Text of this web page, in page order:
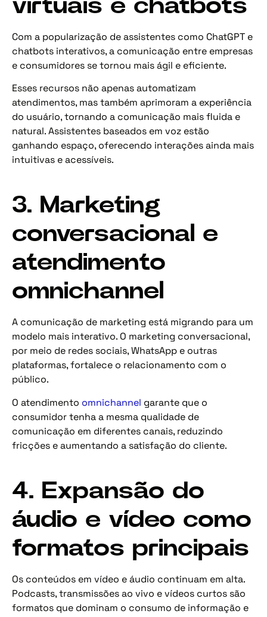
virtuais e chatbots
Com a popularização de assistentes como ChatGPT e
chatbots interativos, a comunicação entre empresas
e consumidores se tornou mais ágil e eficiente.
Esses recursos não apenas automatizam
atendimentos, mas também aprimoram a experiência
do usuário, tornando a comunicação mais fluida e
natural. Assistentes baseados em voz estão
ganhando espaço, oferecendo interações ainda mais
intuitivas e acessíveis.
3. Marketing
conversacional e
atendimento
omnichannel
A comunicação de marketing está migrando para um
modelo mais interativo. O marketing conversacional,
por meio de redes sociais, WhatsApp e outras
plataformas, fortalece o relacionamento com o
público.
O atendimento omnichannel garante que o
consumidor tenha a mesma qualidade de
comunicação em diferentes canais, reduzindo
fricções e aumentando a satisfação do cliente.
4. Expansão do
áudio e vídeo como
formatos principais
Os conteúdos em vídeo e áudio continuam em alta.
Podcasts, transmissões ao vivo e vídeos curtos são
formatos que dominam o consumo de informação e